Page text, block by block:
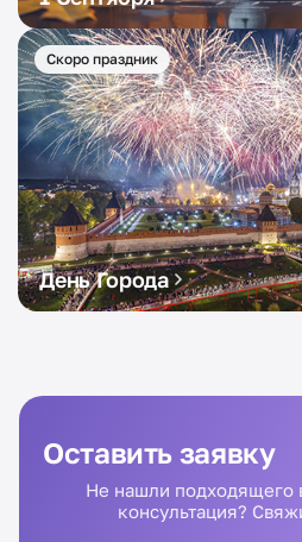
Скоро праздник
День Города
Оставить заявку
Не нашли подходящего
консультация?